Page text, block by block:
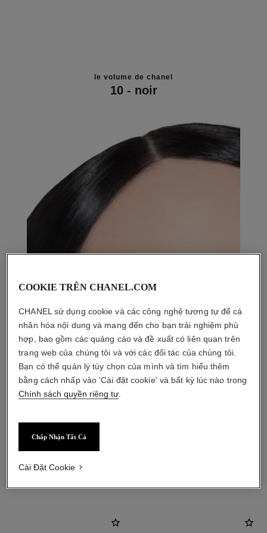
le volume de chanel
10 - noir
COOKIE TRÊN CHANEL.COM
CHANEL sử dụng cookie và các công nghệ tương tự để cá
nhân hóa nội dung và mang đến cho bạn trải nghiệm phù
hợp, bao gồm các quảng cáo và đề xuất có liên quan trên
trang web của chúng tôi và với các đối tác của chúng tôi.
Bạn có thể quản lý tùy chọn của mình và tìm hiểu thêm
bằng cách nhấp vào 'Cài đặt cookie' và bất kỳ lúc nào trong
Chính sách quyền riêng tư
Chấp Nhận Tất Cả
Cài Đặt Cookie